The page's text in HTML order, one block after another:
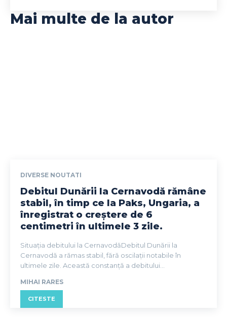
Mai multe de la autor
DIVERSE NOUTATI
Debitul Dunării la Cernavodă rămâne
stabil, în timp ce la Paks, Ungaria, a
înregistrat o creștere de 6
centimetri în ultimele 3 zile.
Situația debitului la CernavodăDebitul Dunării la
Cernavodă a rămas stabil, fără oscilații notabile în
ultimele zile. Această constanță a debitului...
MIHAI RARES
CITESTE